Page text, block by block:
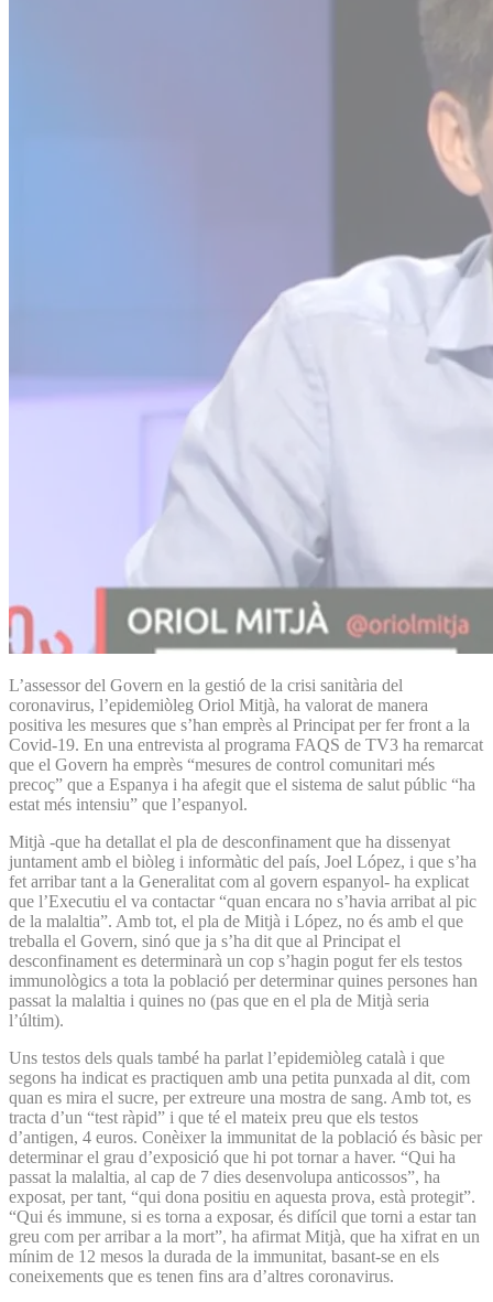
L’assessor del Govern en la gestió de la crisi sanitària del
coronavirus, l’epidemiòleg Oriol Mitjà, ha valorat de manera
positiva les mesures que s’han emprès al Principat per fer front a la
Covid-19. En una entrevista al programa FAQS de TV3 ha remarcat
que el Govern ha emprès “mesures de control comunitari més
precoç” que a Espanya i ha afegit que el sistema de salut públic “ha
estat més intensiu” que l’espanyol.
Mitjà -que ha detallat el pla de desconfinament que ha dissenyat
juntament amb el biòleg i informàtic del país, Joel López, i que s’ha
fet arribar tant a la Generalitat com al govern espanyol- ha explicat
que l’Executiu el va contactar “quan encara no s’havia arribat al pic
de la malaltia”. Amb tot, el pla de Mitjà i López, no és amb el que
treballa el Govern, sinó que ja s’ha dit que al Principat el
desconfinament es determinarà un cop s’hagin pogut fer els testos
immunològics a tota la població per determinar quines persones han
passat la malaltia i quines no (pas que en el pla de Mitjà seria
l’últim).
Uns testos dels quals també ha parlat l’epidemiòleg català i que
segons ha indicat es practiquen amb una petita punxada al dit, com
quan es mira el sucre, per extreure una mostra de sang. Amb tot, es
tracta d’un “test ràpid” i que té el mateix preu que els testos
d’antigen, 4 euros. Conèixer la immunitat de la població és bàsic per
determinar el grau d’exposició que hi pot tornar a haver. “Qui ha
passat la malaltia, al cap de 7 dies desenvolupa anticossos”, ha
exposat, per tant, “qui dona positiu en aquesta prova, està protegit”.
“Qui és immune, si es torna a exposar, és difícil que torni a estar tan
greu com per arribar a la mort”, ha afirmat Mitjà, que ha xifrat en un
mínim de 12 mesos la durada de la immunitat, basant-se en els
coneixements que es tenen fins ara d’altres coronavirus.